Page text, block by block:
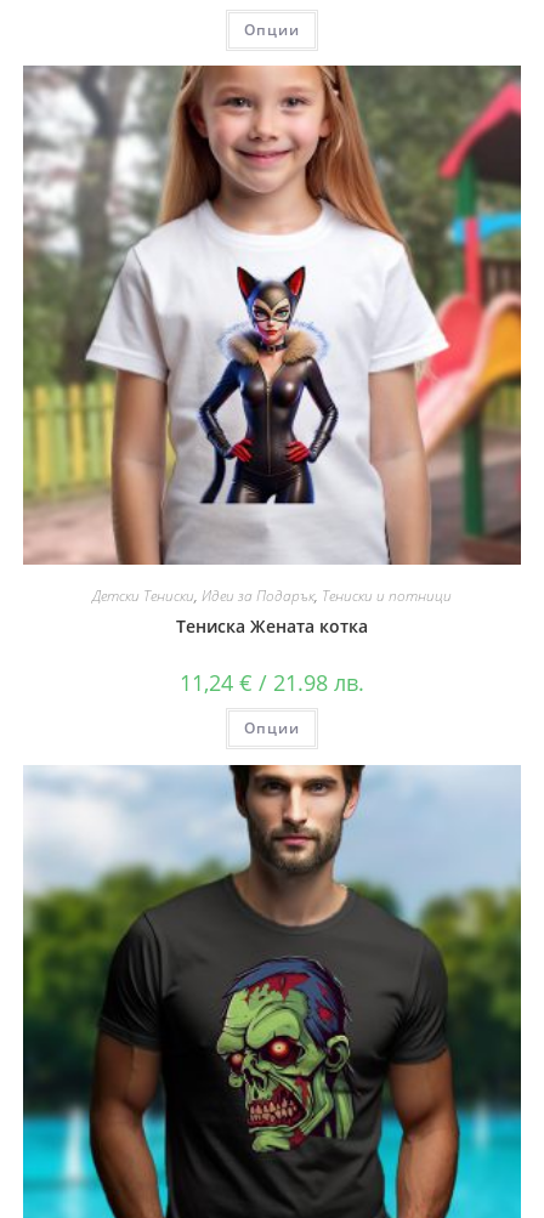
Опции
Детски Тениски, Идеи за Подарък, Тениски и потници
Тениска Жената котка
11,24 € / 21.98 лв.
Опции